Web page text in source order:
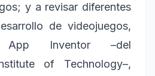
y a revisar diferentes
de videojuegos,
Inventor –del
of Technology–,